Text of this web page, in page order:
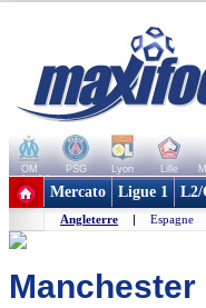
OM PSG Lyon Lille
+ de clubs
Mercato Ligue 1 L2/
Angleterre | Espagne